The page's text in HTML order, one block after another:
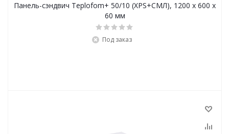
Панель-сэндвич Teplofom+ 50/10 (XPS+СМЛ), 1200 x 600 x
60 мм
Под заказ